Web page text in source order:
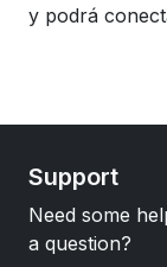
y podrá
Support
Need some
a question?